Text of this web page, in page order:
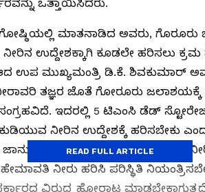
ಒತ್ತಾಯಿಸಿದರು.
ಮಾತನಾಡಿದ ಅವರು,
ಉದ್ದೇಶಕ್ಕಾಗಿ ಕೂಡಲೇ ಹರಿಸಲು ಕ್ರಮ
ಉಪ ಮುಖ್ಯಮಂತ್ರಿ ಡಿ.ಕೆ. ಶಿವಕುಮಾರ್
ತಜ್ಞರ ಜೊತೆ ಗೋರೂರು
ಸಂಗ್ರಹವಿದೆ. ಇದರಲ್ಲಿ 5 ಟಿಎಂಸಿ ಡೆಡ್
ಕುಡಿಯುವ ನೀರಿನ ಉದ್ದೇಶಕ್ಕೆ ಹರಿಸಬೇಕು
ಪ್ರಾಣಿಪಕ್ಷಿಗಳಿಗೂ ಕುಡಿಯುವ
ನೀರು ಹರಿಸಿ ಪರಿಸ್ಥಿತಿ
ವಿರುದ್ಧ ಹೋರಾಟ
READ FULL ARTICLE